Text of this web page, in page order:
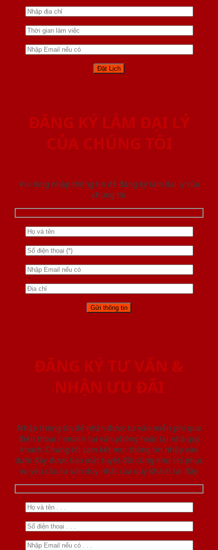
ĐĂNG KÝ LÀM ĐẠI LÝ
CỦA CHÚNG TÔI
Vui lòng nhập thông tin để đăng ký làm đại lý của
chúng tôi
ĐĂNG KÝ TƯ VẤN &
NHẬN ƯU ĐÃI
Nhập thông tin để nhận được tư vấn miễn phí qua
điện thoại / email/ tại văn phòng hoặc tại nhà quý
khách. Chúng tôi cam kết mọi thông tin nhập vào
dưới đây được bảo mật tuyệt đối cũng như chỉ phục
vụ yêu cầu tư vấn duy nhất của quý khách tại đây.